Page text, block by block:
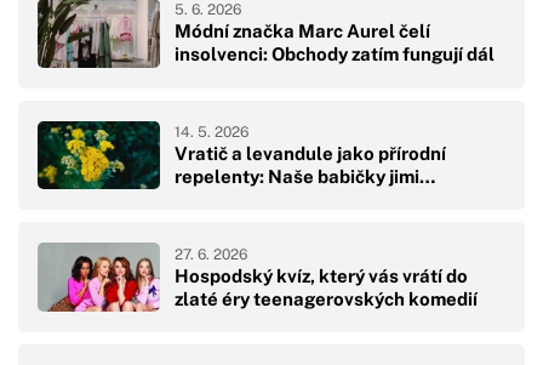
Módní značka Marc Aurel čelí
insolvenci: Obchody zatím fungují dál
5. 6. 2026
Vratič a levandule jako přírodní
repelenty: Naše babičky jimi…
14. 5. 2026
Hospodský kvíz, který vás vrátí do
zlaté éry teenagerovských komedií
27. 6. 2026